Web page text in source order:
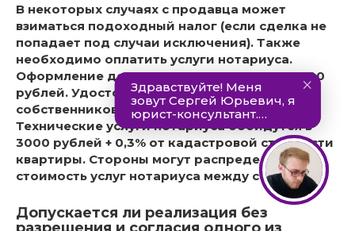
В некоторых случаях с продавца может
взиматься подоходный налог (если сделка не
попадает под случаи исключения). Также
необходимо оплатить услуги нотариуса.
Оформление договора стоит в среднем 6000
рублей. Удостоверение отказа других
собственников от покупки – 1500 рублей.
Технические услуги нотариуса обойдутся в
3000 рублей + 0,3% от кадастровой стоимости
квартиры. Стороны могут распределить
стоимость услуг нотариуса между собой.
Допускается ли реализация без